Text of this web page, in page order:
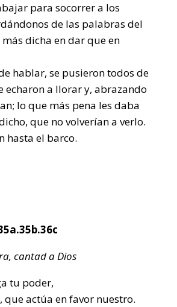
para socorrer a los
de las palabras del
más dicha en dar que en
hablar, se pusieron todos de
echaron a llorar y, abrazando
lo que más pena les daba
que no volverían a verlo.
hasta el barco.
cantad a Dios
tu poder,
que actúa en favor nuestro.